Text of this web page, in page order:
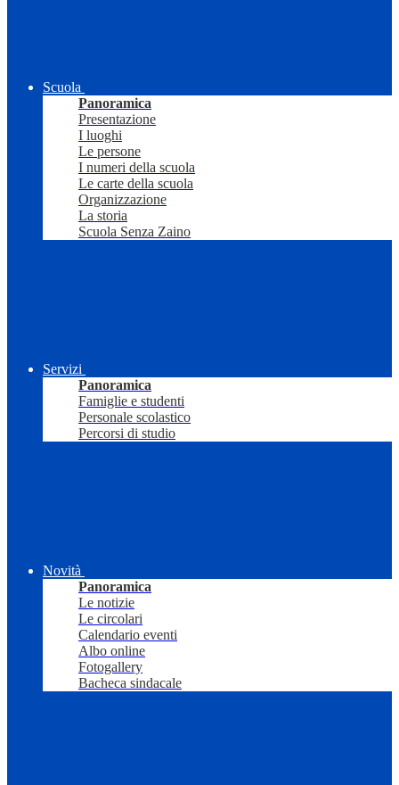
Scuola
Panoramica
Presentazione
I luoghi
Le persone
I numeri della scuola
Le carte della scuola
Organizzazione
La storia
Scuola Senza Zaino
Servizi
Panoramica
Famiglie e studenti
Personale scolastico
Percorsi di studio
Novità
Panoramica
Le notizie
Le circolari
Calendario eventi
Albo online
Fotogallery
Bacheca sindacale